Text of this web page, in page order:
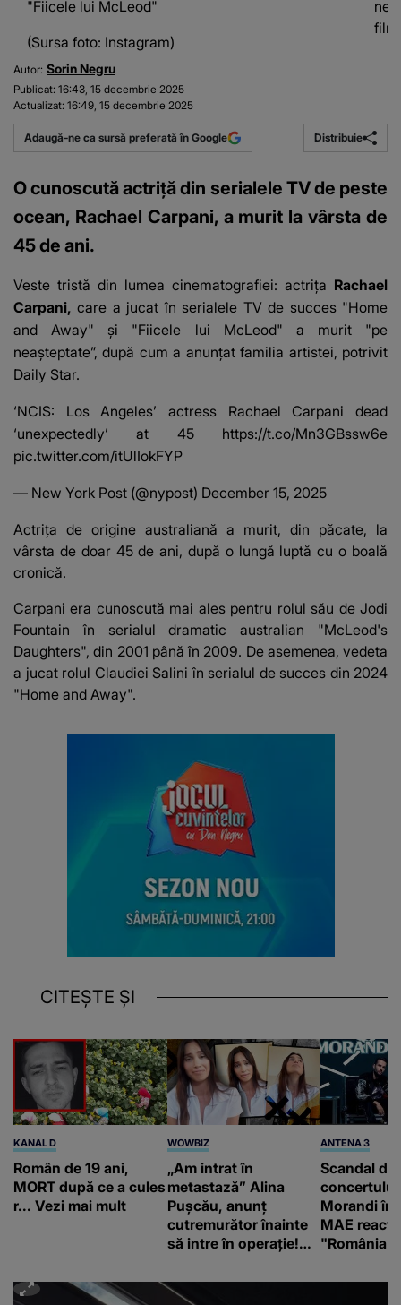
"Fiicele lui McLeod"
(Sursa foto: Instagram)
Autor: Sorin Negru
Publicat: 16:43, 15 decembrie 2025
Actualizat: 16:49, 15 decembrie 2025
Adaugă-ne ca sursă preferată în Google Distribuie
O cunoscută actriță din serialele TV de peste
ocean, Rachael Carpani, a murit la vârsta de
45 de ani.
Veste tristă din lumea cinematografiei: actrița Rachael
Carpani,care a jucat în serialele TV de succes "Home
and Away" și "Fiicele lui McLeod" a murit "pe
neașteptate”, după cum a anunțat familia artistei, potrivit
Daily Star.
‘NCIS: Los Angeles’ actress Rachael Carpani dead
‘unexpectedly’ at 45 https://t.co/Mn3GBssw6e
pic.twitter.com/itUlIokFYP
— New York Post (@nypost) December 15, 2025
Actrița de origine australiană a murit, din păcate, la
vârsta de doar 45 de ani, după o lungă luptă cu o boală
cronică.
Carpani era cunoscută mai ales pentru rolul său de Jodi
Fountain în serialul dramatic australian "McLeod's
Daughters", din 2001 până în 2009. De asemenea, vedeta
a jucat rolul Claudiei Salini în serialul de succes din 2024
"Home and Away".
CITEȘTE ȘI
KANAL D
Român de 19 ani,
MORT după ce a cules
r... Vezi mai mult
WOWBIZ
„Am intrat în
metastază” Alina
Pușcău, anunț
cutremurător înainte
să intre în operație!
mesaj emoționant
fanilor
ANTENA 3
Scandal
Morandi în
MAE
"România
a Georgiei"